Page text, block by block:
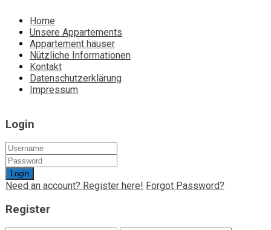
Home
Unsere Appartements
Appartement häuser
Nützliche Informationen
Kontakt
Datenschutzerklärung
Impressum
Login
Login
Need an account? Register here! Forgot Password?
Register